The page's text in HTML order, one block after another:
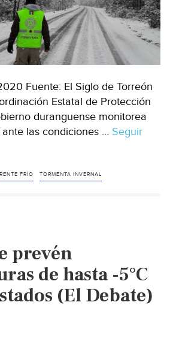
Fuente: El Siglo de Torreón
Estatal de Protección
duranguense monitorea
las condiciones … Seguir
FRÍO TORMENTA INVERNAL
prevén
de hasta -5°C
(El Debate)